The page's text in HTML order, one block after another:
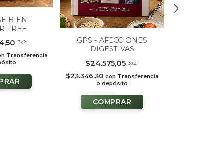
BIEN -
FREE
3x2
Transferencia
GPS - AFECCIONES
DIGESTIVAS
$24.575,05 3x2
$23.346,30 con Transferencia
o depósito